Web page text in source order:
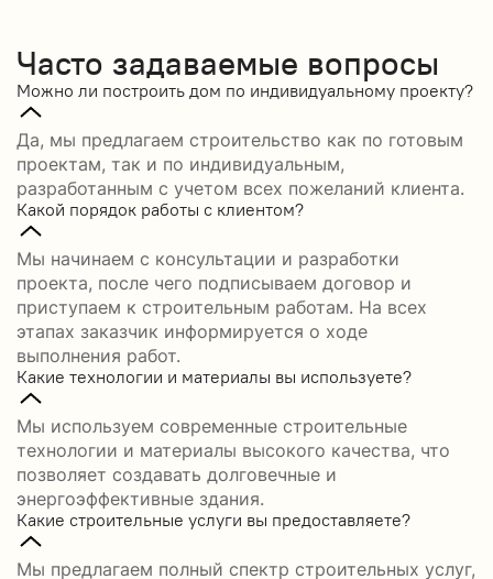
Часто задаваемые вопросы
Можно ли построить дом по индивидуальному проекту?
Да, мы предлагаем строительство как по готовым
проектам, так и по индивидуальным,
разработанным с учетом всех пожеланий клиента.
Какой порядок работы с клиентом?
Мы начинаем с консультации и разработки
проекта, после чего подписываем договор и
приступаем к строительным работам. На всех
этапах заказчик информируется о ходе
выполнения работ.
Какие технологии и материалы вы используете?
Мы используем современные строительные
технологии и материалы высокого качества, что
позволяет создавать долговечные и
энергоэффективные здания.
Какие строительные услуги вы предоставляете?
Мы предлагаем полный спектр строительных услуг,